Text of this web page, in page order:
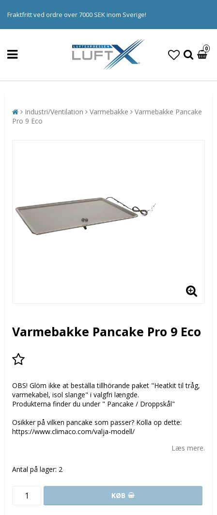
Fraktfritt ved ordre over 7000 SEK inom Sverige!
0
Industri/Ventilation Varmebakke
Varmebakke Pancake
Pro 9 Eco
Varmebakke Pancake Pro 9 Eco
OBS! Glöm ikke at beställa tillhörande paket "Heatkit til tråg,
varmekabel, isol slange" i valgfri længde.
Produkterna finder du under " Pancake / Droppskål"
Osikker på vilken pancake som passer? Kolla op dette:
https://www.climaco.com/valja-modell/
Læs mere.
Antal på lager: 2
KØB